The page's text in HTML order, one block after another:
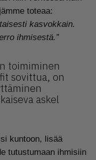
toteaa:
kasvokkain.
ihmisestä.”
toimiminen
sovittua, on
askel
kuntoon, lisää
tutustumaan ihmisiin